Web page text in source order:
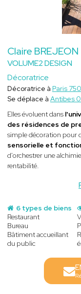
Claire BREJEON
VOLUME2 DESIGN
Décoratrice
Décoratrice à Paris
Se déplace à Antibes
Elles évoluent dans
des résidences de
simple décoration pour
sensorielle et
d'orchestrer une
rentabilité.
6 types de biens
Restaurant
Bureau
Bâtiment accueillant
du public